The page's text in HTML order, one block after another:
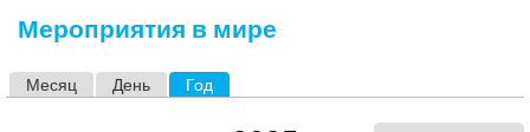
Мероприятия в мире
Месяц День Год